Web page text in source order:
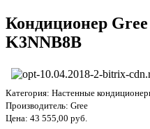
Кондиционер
K3NNB8B
Категория: Настенные
Производитель: Gree
Цена: 43 555,00 руб.